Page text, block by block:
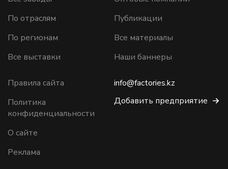
По отраслям
По регионам
Все выставки
Публикации
Все материалы
Наши баннеры
Правила сайта
Политика
конфиденциальности
О сайте
Реклама
info@factories.kz
Добавить предприятие